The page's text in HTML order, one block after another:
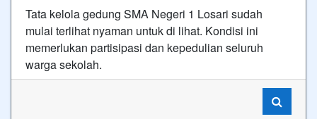
Tata kelola gedung SMA Negeri 1 Losari sudah
mulai terlihat nyaman untuk di lihat. Kondisi ini
memerlukan partisipasi dan kepedulian seluruh
warga sekolah.